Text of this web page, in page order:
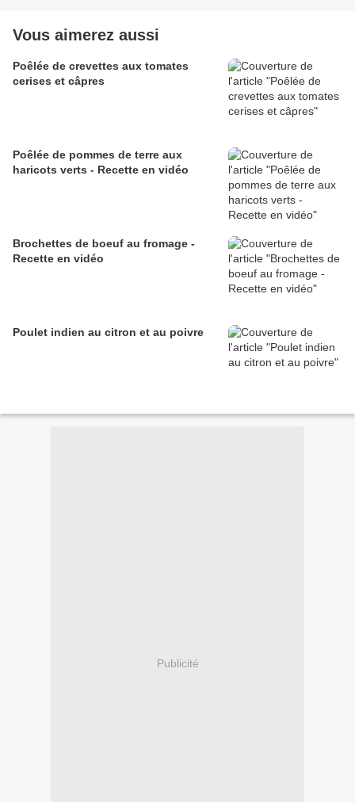
Vous aimerez aussi
Poêlée de crevettes aux tomates
cerises et câpres
Poêlée de pommes de terre aux
haricots verts - Recette en vidéo
Brochettes de boeuf au fromage -
Recette en vidéo
Poulet indien au citron et au poivre
Publicité